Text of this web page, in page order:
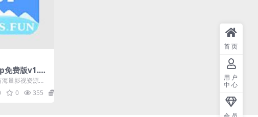
免费版v1.1.
影视资源
量影视资源剧
软件是专门为广
的。 ...
0 355
首页
用户
中心